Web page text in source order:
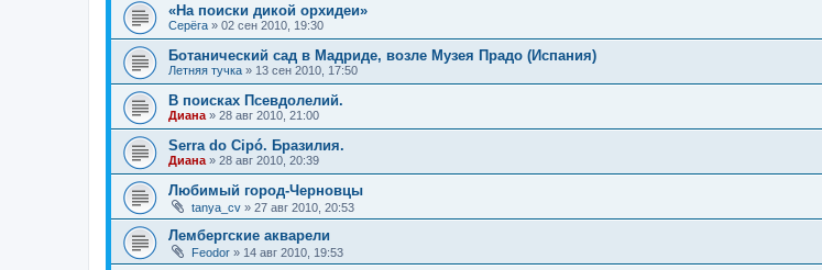
«На поиски дикой орхидеи»
Серёга » 02 сен 2010, 19:30
Ботанический сад в Мадриде, возле Музея Прадо (Испания)
Летняя тучка » 13 сен 2010, 17:50
В поисках Псевдолелий.
Диана » 28 авг 2010, 21:00
Serra do Cipó. Бразилия.
Диана » 28 авг 2010, 20:39
Любимый город-Черновцы
tanya_cv » 27 авг 2010, 20:53
Лембергские акварели
Feodor » 14 авг 2010, 19:53